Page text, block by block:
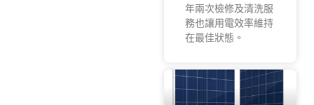
年兩次檢修及清洗服
務也讓用電效率維持
在最佳狀態。